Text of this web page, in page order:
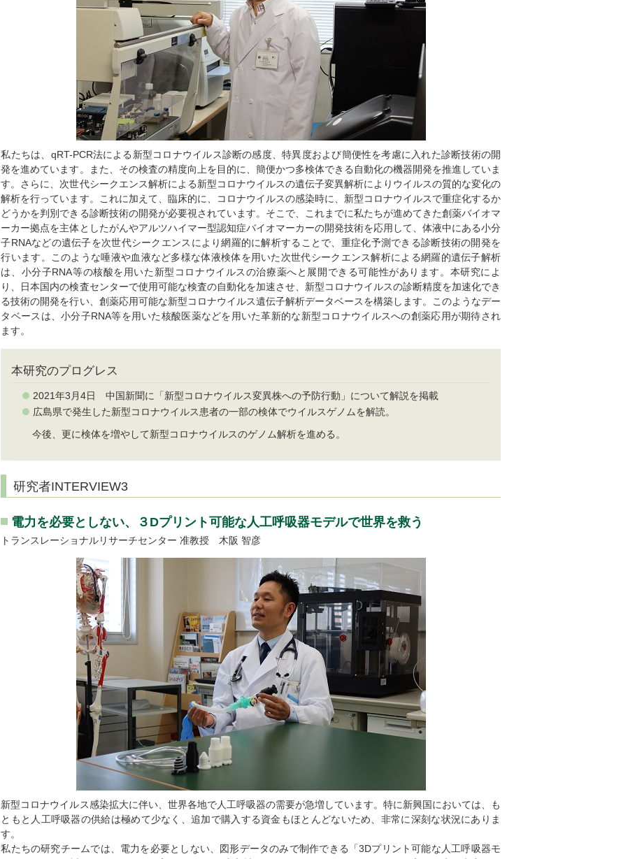
私たちは、qRT-PCR法による新型コロナウイルス診断の感度、特異度および簡便性を考慮に入れた診断技術の開
発を進めています。また、その検査の精度向上を目的に、簡便かつ多検体できる自動化の機器開発を推進していま
す。さらに、次世代シークエンス解析による新型コロナウイルスの遺伝子変異解析によりウイルスの質的な変化の
解析を行っています。これに加えて、臨床的に、コロナウイルスの感染時に、新型コロナウイルスで重症化するか
どうかを判別できる診断技術の開発が必要視されています。そこで、これまでに私たちが進めてきた創薬バイオマ
ーカー拠点を主体としたがんやアルツハイマー型認知症バイオマーカーの開発技術を応用して、体液中にある小分
子RNAなどの遺伝子を次世代シークエンスにより網羅的に解析することで、重症化予測できる診断技術の開発を
行います。このような唾液や血液など多様な体液検体を用いた次世代シークエンス解析による網羅的遺伝子解析
は、小分子RNA等の核酸を用いた新型コロナウイルスの治療薬へと展開できる可能性があります。本研究によ
り、日本国内の検査センターで使用可能な検査の自動化を加速させ、新型コロナウイルスの診断精度を加速化でき
る技術の開発を行い、創薬応用可能な新型コロナウイルス遺伝子解析データベースを構築します。このようなデー
タベースは、小分子RNA等を用いた核酸医薬などを用いた革新的な新型コロナウイルスへの創薬応用が期待され
ます。
本研究のプログレス
2021年3月4日 中国新聞に「新型コロナウイルス変異株への予防行動」について解説を掲載
広島県で発生した新型コロナウイルス患者の一部の検体でウイルスゲノムを解読。
今後、更に検体を増やして新型コロナウイルスのゲノム解析を進める。
研究者INTERVIEW3
電力を必要としない、３Dプリント可能な人工呼吸器モデルで世界を救う
トランスレーショナルリサーチセンター 准教授 木阪 智彦
新型コロナウイルス感染拡大に伴い、世界各地で人工呼吸器の需要が急増しています。特に新興国においては、も
ともと人工呼吸器の供給は極めて少なく、追加で購入する資金もほとんどないため、非常に深刻な状況にありま
す。
私たちの研究チームでは、電力を必要としない、図形データのみで制作できる「3Dプリント可能な人工呼吸器モ